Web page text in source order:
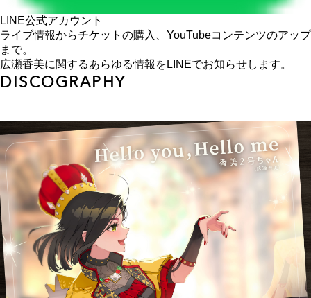
LINE公式アカウント
ライブ情報からチケットの購入、YouTubeコンテンツのアップ
まで。
広瀬香美に関するあらゆる情報をLINEでお知らせします。
DISCOGRAPHY